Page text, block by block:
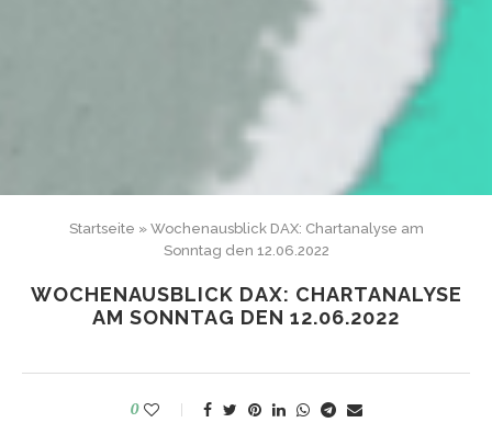
Startseite » Wochenausblick DAX: Chartanalyse am
Sonntag den 12.06.2022
WOCHENAUSBLICK DAX: CHARTANALYSE
AM SONNTAG DEN 12.06.2022
0